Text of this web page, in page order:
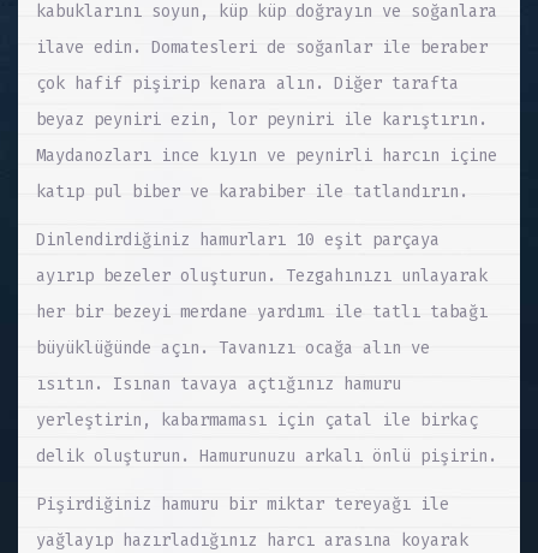
kabuklarını soyun, küp küp doğrayın ve soğanlara
ilave edin. Domatesleri de soğanlar ile beraber
çok hafif pişirip kenara alın. Diğer tarafta
beyaz peyniri ezin, lor peyniri ile karıştırın.
Maydanozları ince kıyın ve peynirli harcın içine
katıp pul biber ve karabiber ile tatlandırın.
Dinlendirdiğiniz hamurları 10 eşit parçaya
ayırıp bezeler oluşturun. Tezgahınızı unlayarak
her bir bezeyi merdane yardımı ile tatlı tabağı
büyüklüğünde açın. Tavanızı ocağa alın ve
ısıtın. Isınan tavaya açtığınız hamuru
yerleştirin, kabarmaması için çatal ile birkaç
delik oluşturun. Hamurunuzu arkalı önlü pişirin.
Pişirdiğiniz hamuru bir miktar tereyağı ile
yağlayıp hazırladığınız harcı arasına koyarak